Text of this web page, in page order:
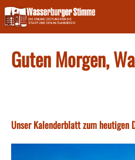
Skip
to
content
Guten Morgen,
Unser Kalenderblatt zum heutigen